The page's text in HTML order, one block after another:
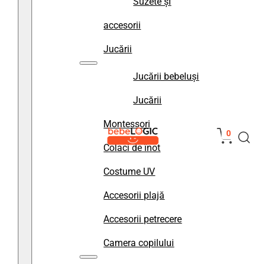
accesorii
Jucării
Jucării bebeluși
Jucării
Montessori
Colaci de înot
Costume UV
Accesorii plajă
Accesorii petrecere
Camera copilului
0